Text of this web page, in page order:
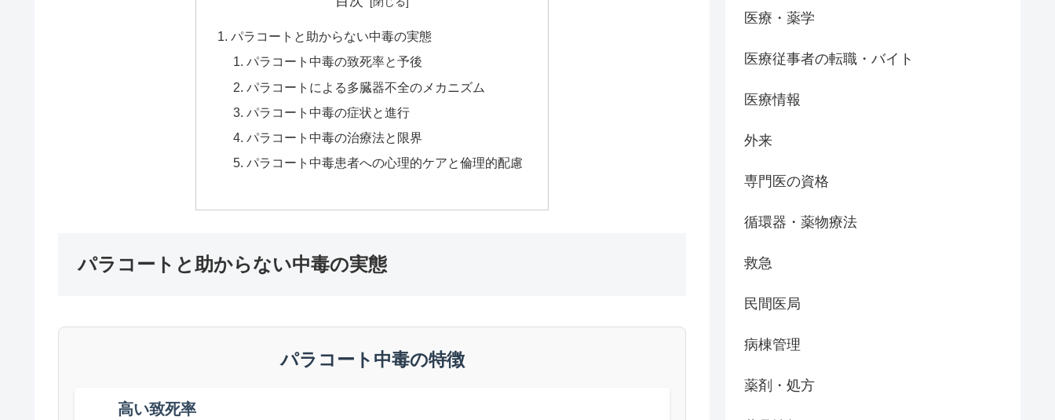
パラコートと助からない中毒の実態
パラコート中毒の致死率と予後
パラコートによる多臓器不全のメカニズム
パラコート中毒の症状と進行
パラコート中毒の治療法と限界
パラコート中毒患者への心理的ケアと倫理的配慮
パラコートと助からない中毒の実態
パラコート中毒の特徴
高い致死率
医療・薬学
医療従事者の転職・バイト
医療情報
外来
専門医の資格
循環器・薬物療法
救急
民間医局
病棟管理
薬剤・処方